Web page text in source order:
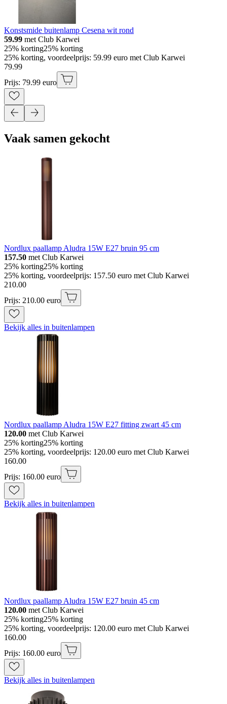
Konstsmide buitenlamp Cesena wit rond
59.99 met Club Karwei
25% korting25% korting
25% korting, voordeelprijs: 59.99 euro met Club Karwei
79.99
Prijs: 79.99 euro
Vaak samen gekocht
Nordlux paallamp Aludra 15W E27 bruin 95 cm
157.50 met Club Karwei
25% korting25% korting
25% korting, voordeelprijs: 157.50 euro met Club Karwei
210.00
Prijs: 210.00 euro
Bekijk alles in buitenlampen
Nordlux paallamp Aludra 15W E27 fitting zwart 45 cm
120.00 met Club Karwei
25% korting25% korting
25% korting, voordeelprijs: 120.00 euro met Club Karwei
160.00
Prijs: 160.00 euro
Bekijk alles in buitenlampen
Nordlux paallamp Aludra 15W E27 bruin 45 cm
120.00 met Club Karwei
25% korting25% korting
25% korting, voordeelprijs: 120.00 euro met Club Karwei
160.00
Prijs: 160.00 euro
Bekijk alles in buitenlampen